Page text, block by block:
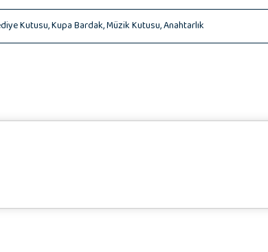
Hediye Notunuz
Kutusu,Kupa Bardak,Müzik Kutusu,Anahtarlık